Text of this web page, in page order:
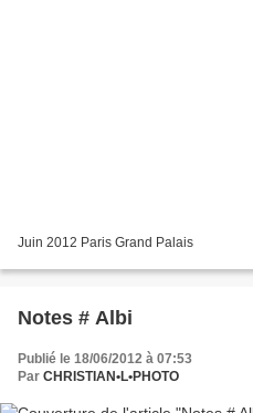
Juin 2012 Paris Grand Palais
Notes # Albi
Publié le 18/06/2012 à 07:53
Par CHRISTIAN•L•PHOTO